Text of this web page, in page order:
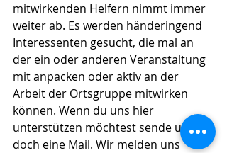
mitwirkenden Helfern nimmt immer
weiter ab. Es werden händeringend
Interessenten gesucht, die mal an
der ein oder anderen Veranstaltung
mit anpacken oder aktiv an der
Arbeit der Ortsgruppe mitwirken
können. Wenn du uns hier
unterstützen möchtest sende uns
doch eine Mail. Wir melden uns